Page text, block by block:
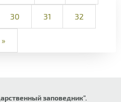
30 31 32
»
заповедник".